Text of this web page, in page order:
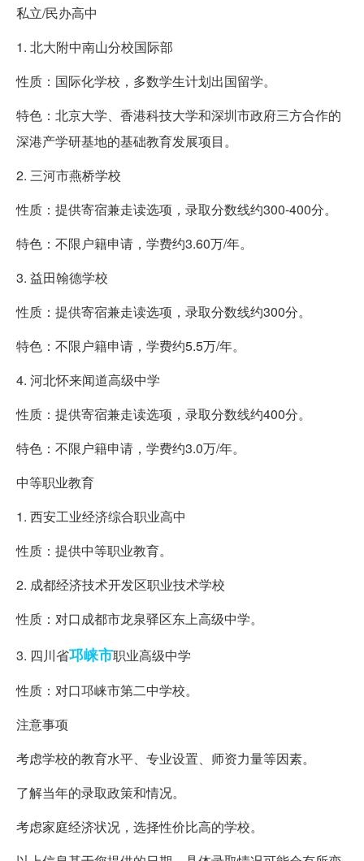
私立/民办高中
1. 北大附中南山分校国际部
性质：国际化学校，多数学生计划出国留学。
特色：北京大学、香港科技大学和深圳市政府三方合作的
深港产学研基地的基础教育发展项目。
2. 三河市燕桥学校
性质：提供寄宿兼走读选项，录取分数线约300-400分。
特色：不限户籍申请，学费约3.60万/年。
3. 益田翰德学校
性质：提供寄宿兼走读选项，录取分数线约300分。
特色：不限户籍申请，学费约5.5万/年。
4. 河北怀来闻道高级中学
性质：提供寄宿兼走读选项，录取分数线约400分。
特色：不限户籍申请，学费约3.0万/年。
中等职业教育
1. 西安工业经济综合职业高中
性质：提供中等职业教育。
2. 成都经济技术开发区职业技术学校
性质：对口成都市龙泉驿区东上高级中学。
3. 四川省邛崃市职业高级中学
性质：对口邛崃市第二中学校。
注意事项
考虑学校的教育水平、专业设置、师资力量等因素。
了解当年的录取政策和情况。
考虑家庭经济状况，选择性价比高的学校。